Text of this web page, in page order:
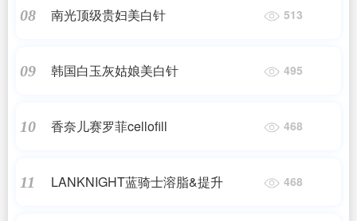
08 南光顶级贵妇美白针 513
09 韩国白玉灰姑娘美白针 495
10 香奈儿赛罗菲cellofill 468
11 LANKNIGHT蓝骑士溶脂&提升 468